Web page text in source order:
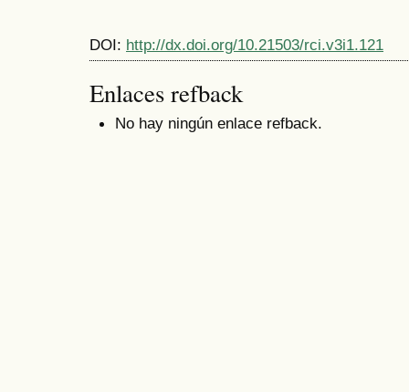
DOI: http://dx.doi.org/10.21503/rci.v3i1.121
Enlaces refback
No hay ningún enlace refback.